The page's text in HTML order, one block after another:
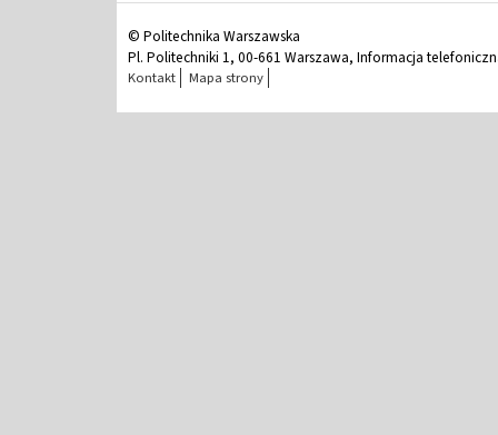
© Politechnika Warszawska
Pl. Politechniki 1, 00-661 Warszawa, Informacja
Kontakt Mapa strony